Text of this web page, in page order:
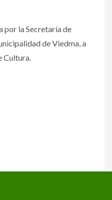
por la Secretaría de
de Viedma, a
Cultura.